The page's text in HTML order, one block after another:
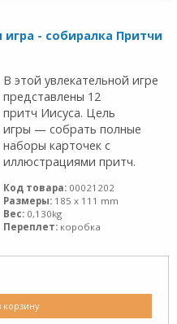
игра - собиралка Притчи
В этой увлекательной игре
представлены 12
притч Иисуса. Цель
игры — собрать полные
наборы карточек с
иллюстрациями притч.
Код товара: 00021202
Размеры: 185 x 111 mm
Вес: 0,130kg
Переплет: коробка
корзину